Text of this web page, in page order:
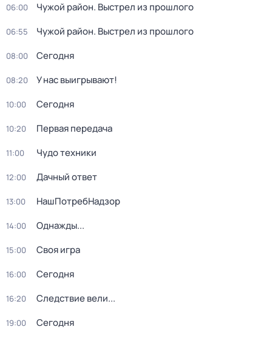
06:00 Чужой район. Выстрел из прошлого
06:55 Чужой район. Выстрел из прошлого
08:00 Сегодня
08:20 У нас выигрывают!
10:00 Сегодня
10:20 Первая передача
11:00 Чудо техники
12:00 Дачный ответ
13:00 НашПотребНадзор
14:00 Однажды...
15:00 Своя игра
16:00 Сегодня
16:20 Следствие вели...
19:00 Сегодня